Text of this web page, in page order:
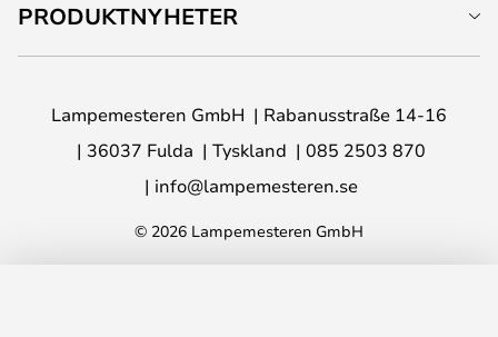
PRODUKTNYHETER
Lampemesteren GmbH
Rabanusstraße 14-16
36037 Fulda
Tyskland
085 2503 870
info@lampemesteren.se
© 2026 Lampemesteren GmbH